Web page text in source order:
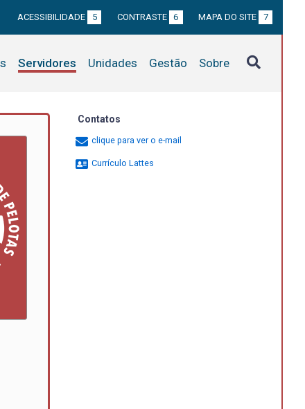
ACESSIBILIDADE 5 CONTRASTE 6 MAPA DO SITE 7
Servidores Unidades Gestão Sobre
Contatos
clique para ver o e-mail
Currículo Lattes